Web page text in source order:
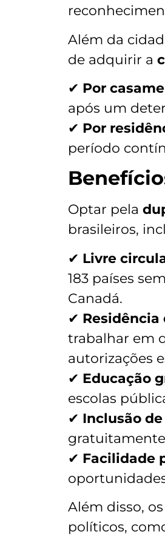
Além da
de adquirir a
✔ Por
após um
✔ Por
período
Optar pela
brasileiros,
✔ Livre
183 países
Canadá.
✔ Residência
trabalhar em
autorizações
✔ Educação
escolas
✔ Inclusão
✔ Facilidade
Além disso,
políticos,